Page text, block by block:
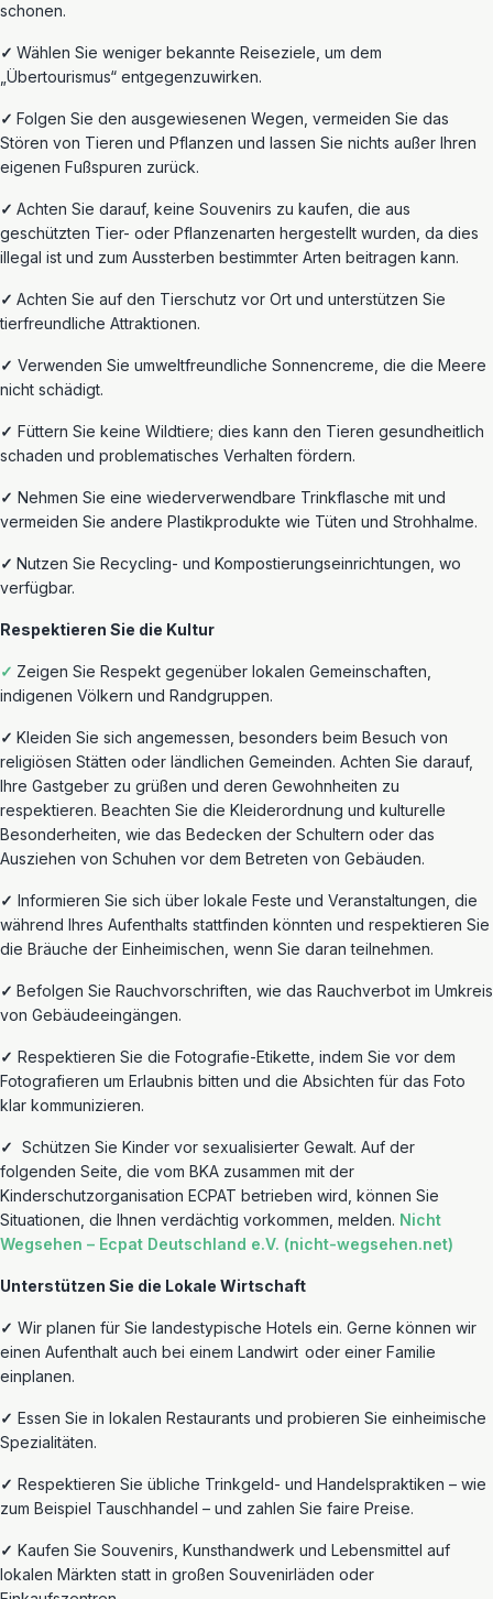
schonen.
✓ Wählen Sie weniger bekannte Reiseziele, um dem
„Übertourismus“ entgegenzuwirken.
✓ Folgen Sie den ausgewiesenen Wegen, vermeiden Sie das
Stören von Tieren und Pflanzen und lassen Sie nichts außer Ihren
eigenen Fußspuren zurück.
✓ Achten Sie darauf, keine Souvenirs zu kaufen, die aus
geschützten Tier- oder Pflanzenarten hergestellt wurden, da dies
illegal ist und zum Aussterben bestimmter Arten beitragen kann.
✓ Achten Sie auf den Tierschutz vor Ort und unterstützen Sie
tierfreundliche Attraktionen.
✓ Verwenden Sie umweltfreundliche Sonnencreme, die die Meere
nicht schädigt.
✓ Füttern Sie keine Wildtiere; dies kann den Tieren gesundheitlich
schaden und problematisches Verhalten fördern.
✓ Nehmen Sie eine wiederverwendbare Trinkflasche mit und
vermeiden Sie andere Plastikprodukte wie Tüten und Strohhalme.
✓ Nutzen Sie Recycling- und Kompostierungseinrichtungen, wo
verfügbar.
Respektieren Sie die Kultur
✓ Zeigen Sie Respekt gegenüber lokalen Gemeinschaften,
indigenen Völkern und Randgruppen.
✓ Kleiden Sie sich angemessen, besonders beim Besuch von
religiösen Stätten oder ländlichen Gemeinden. Achten Sie darauf,
Ihre Gastgeber zu grüßen und deren Gewohnheiten zu
respektieren. Beachten Sie die Kleiderordnung und kulturelle
Besonderheiten , wie das Bedecken der Schultern oder das
Ausziehen von Schuhen vor dem Betreten von Gebäuden.
✓ Informieren Sie sich über lokale Feste und Veranstaltungen, die
während Ihres Aufenthalts stattfinden könnten und respektieren Sie
die Bräuche der Einheimischen, wenn Sie daran teilnehmen.
✓ Befolgen Sie Rauchvorschriften, wie das Rauchverbot im Umkreis
von Gebäudeeingängen.
✓ Respektieren Sie die Fotografie-Etikette, indem Sie vor dem
Fotografieren um Erlaubnis bitten und die Absichten für das Foto
klar kommunizieren.
✓ Schützen Sie Kinder vor sexualisierter Gewalt. Auf der
folgenden Seite, die vom BKA zusammen mit der
Kinderschutzorganisation ECPAT betrieben wird, können Sie
Situationen, die Ihnen verdächtig vorkommen, melden. Nicht
Wegsehen – Ecpat Deutschland e.V. (nicht-wegsehen.net)
Unterstützen Sie die Lokale Wirtschaft
✓ Wir planen für Sie landestypische Hotels ein. Gerne können wir
einen Aufenthalt auch bei einem Landwirt oder einer Familie
einplanen.
✓ Essen Sie in lokalen Restaurants und probieren Sie einheimische
Spezialitäten.
✓ Respektieren Sie übliche Trinkgeld- und Handelspraktiken – wie
zum Beispiel Tauschhandel – und zahlen Sie faire Preise.
✓ Kaufen Sie Souvenirs, Kunsthandwerk und Lebensmittel auf
lokalen Märkten statt in großen Souvenirläden oder